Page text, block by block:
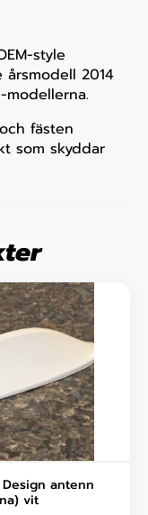
style
årsmodell 2014
modellerna.
fästen
som skyddar
antenn
vit